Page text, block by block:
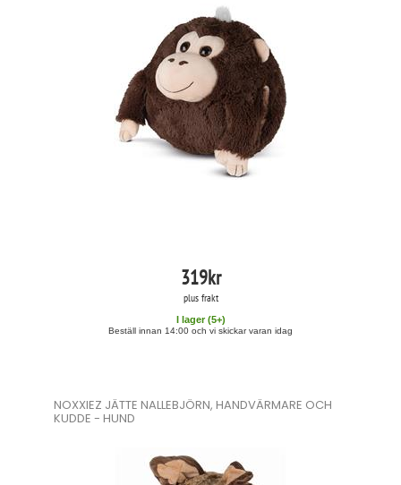
319kr
plus frakt
I lager (5+)
Beställ innan 14:00 och vi skickar varan idag
NOXXIEZ JÄTTE NALLEBJÖRN, HANDVÄRMARE OCH
KUDDE - HUND